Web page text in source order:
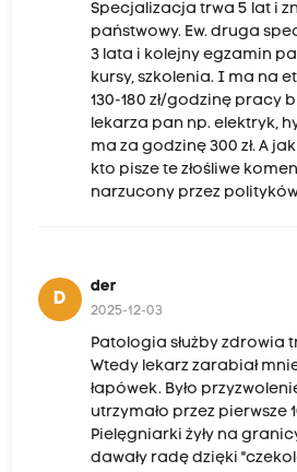
Specjalizacja trwa 5 lat i
państwowy. Ew. druga
3 lata i kolejny egzamin
kursy, szkolenia. I ma na
130-180 zł/godzinę pracy
lekarza pan np. elektryk,
ma za godzinę 300 zł. A
kto pisze te złośliwe
narzucony przez
D
der
2025-12-03
Patologia służby zdrowia
Wtedy lekarz zarabiał
łapówek. Było
utrzymało przez pierwsze
Pielęgniarki żyły na
dawały radę dzięki